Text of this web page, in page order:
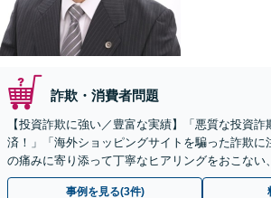
詐欺・消費者問題
【投資詐欺に強い／豊富な実績】「悪質な投資
済！」「海外ショッピングサイトを騙った詐欺に
の痛みに寄り添って丁寧なヒアリングをおこない
金が得られるよう尽力します！
事例を見る(3件)